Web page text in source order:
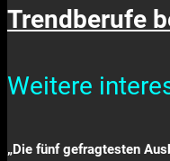
Trendberufe
Weitere
„Die fünf gefragtesten